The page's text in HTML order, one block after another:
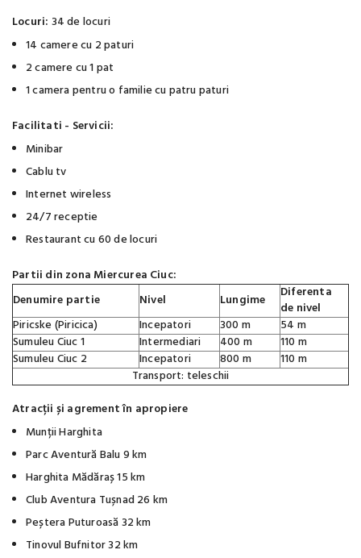
Locuri: 34 de locuri
14 camere cu 2 paturi
2 camere cu 1 pat
1 camera pentru o familie cu patru paturi
Facilitati - Servicii:
Minibar
Cablu tv
Internet wireless
24/7 receptie
Restaurant cu 60 de locuri
Partii din zona Miercurea Ciuc:
Denumire partie
Nivel Lungime
Diferenta
de nivel
Piricske (Piricica)
Incepatori 300 m
54 m
Sumuleu Ciuc 1
Intermediari 400 m
110 m
Sumuleu Ciuc 2
Incepatori 800 m
110 m
Transport: teleschii
Atracții și agrement în apropiere
Munții Harghita
Parc Aventură Balu 9 km
Harghita Mădăraș 15 km
Club Aventura Tușnad 26 km
Peștera Puturoasă 32 km
Tinovul Bufnitor 32 km